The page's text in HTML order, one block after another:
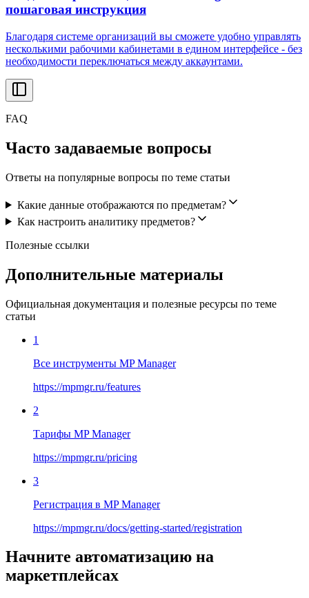
пошаговая инструкция
Благодаря системе организаций вы сможете удобно управлять
несколькими рабочими кабинетами в едином интерфейсе - без
необходимости переключаться между аккаунтами.
FAQ
Часто задаваемые вопросы
Ответы на популярные вопросы по теме статьи
Какие данные отображаются по предметам?
Как настроить аналитику предметов?
Полезные ссылки
Дополнительные материалы
Официальная документация и полезные ресурсы по теме
статьи
1
Все инструменты MP Manager
https://mpmgr.ru/features
2
Тарифы MP Manager
https://mpmgr.ru/pricing
3
Регистрация в MP Manager
https://mpmgr.ru/docs/getting-started/registration
Начните автоматизацию на
маркетплейсах